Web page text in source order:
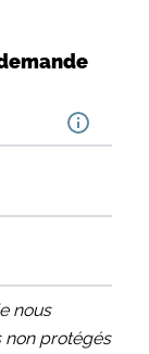
nous
protégés